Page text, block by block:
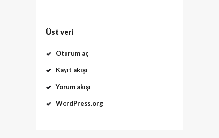
Üst veri
Oturum aç
Kayıt akışı
Yorum akışı
WordPress.org